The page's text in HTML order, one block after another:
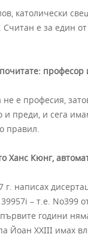
католически
Считан е за един
професор
е професия,
преди, и сега
правил.
Ханс Кюнг,
написах
– т.е. No399
години
Йоан XXIII имах